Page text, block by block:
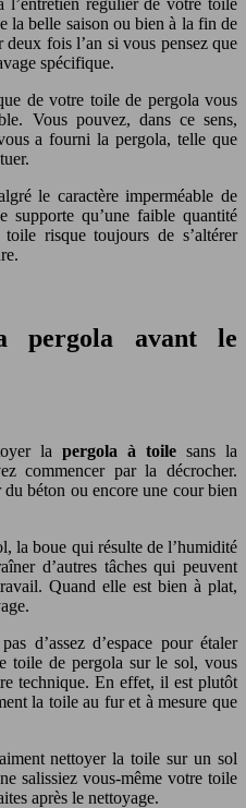
la belle saison ou bien à la fin de
fois l’an si vous pensez que
spécifique.
de votre toile de pergola vous
Vous pouvez, dans ce sens,
a fourni la pergola, telle que
le caractère imperméable de
qu’une faible quantité
risque toujours de s’altérer
pergola avant le
la pergola à toilesans la
commencer par la décrocher.
béton ou encore une cour bien
la boue qui résulte de l’humidité
d’autres tâches qui peuvent
Quand elle est bien à plat,
d’assez d’espace pour étaler
toile de pergola sur le sol, vous
technique. En effet, il est plutôt
la toile au fur et à mesure que
nettoyer la toile sur un sol
salissiez vous-même votre toile
après le nettoyage.